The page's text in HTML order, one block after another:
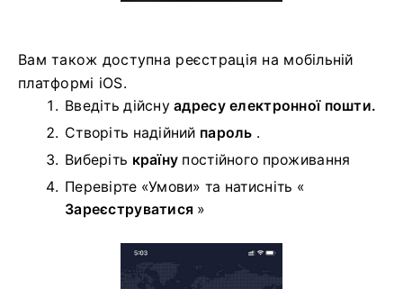
Вам також доступна реєстрація на мобільній
платформі iOS.
Введіть дійснуадресу електронної пошти.
Створіть надійний пароль .
Виберіть країну постійного проживання
Перевірте «Умови» та натисніть «
Зареєструватися »